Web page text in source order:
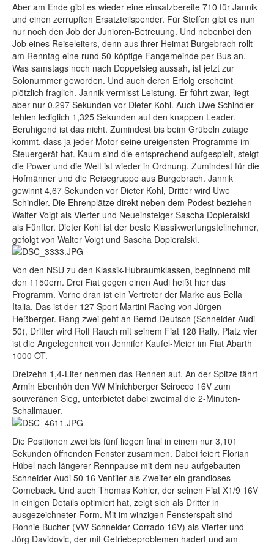
Aber am Ende gibt es wieder eine einsatzbereite 710 für Jannik
und einen zerrupften Ersatzteilspender. Für Steffen gibt es nun
nur noch den Job der Junioren-Betreuung. Und nebenbei den
Job eines Reiseleiters, denn aus ihrer Heimat Burgebrach rollt
am Renntag eine rund 50-köpfige Fangemeinde per Bus an.
Was samstags noch nach Doppelsieg aussah, ist jetzt zur
Solonummer geworden. Und auch deren Erfolg erscheint
plötzlich fraglich. Jannik vermisst Leistung. Er führt zwar, liegt
aber nur 0,297 Sekunden vor Dieter Kohl. Auch Uwe Schindler
fehlen lediglich 1,325 Sekunden auf den knappen Leader.
Beruhigend ist das nicht. Zumindest bis beim Grübeln zutage
kommt, dass ja jeder Motor seine ureigensten Programme im
Steuergerät hat. Kaum sind die entsprechend aufgespielt, steigt
die Power und die Welt ist wieder in Ordnung. Zumindest für die
Hofmänner und die Reisegruppe aus Burgebrach. Jannik
gewinnt 4,67 Sekunden vor Dieter Kohl, Dritter wird Uwe
Schindler. Die Ehrenplätze direkt neben dem Podest beziehen
Walter Voigt als Vierter und Neueinsteiger Sascha Dopieralski
als Fünfter. Dieter Kohl ist der beste Klassikwertungsteilnehmer,
gefolgt von Walter Voigt und Sascha Dopieralski.
Von den NSU zu den Klassik-Hubraumklassen, beginnend mit
den 1150ern. Drei Fiat gegen einen Audi heißt hier das
Programm. Vorne dran ist ein Vertreter der Marke aus Bella
Italia. Das ist der 127 Sport Martini Racing von Jürgen
Heßberger. Rang zwei geht an Bernd Deutsch (Schneider Audi
50), Dritter wird Rolf Rauch mit seinem Fiat 128 Rally. Platz vier
ist die Angelegenheit von Jennifer Kaufel-Meier im Fiat Abarth
1000 OT.
Dreizehn 1,4-Liter nehmen das Rennen auf. An der Spitze fährt
Armin Ebenhöh den VW Minichberger Scirocco 16V zum
souveränen Sieg, unterbietet dabei zweimal die 2-Minuten-
Schallmauer.
Die Positionen zwei bis fünf liegen final in einem nur 3,101
Sekunden öffnenden Fenster zusammen. Dabei feiert Florian
Hübel nach längerer Rennpause mit dem neu aufgebauten
Schneider Audi 50 16-Ventiler als Zweiter ein grandioses
Comeback. Und auch Thomas Kohler, der seinen Fiat X1/9 16V
in einigen Details optimiert hat, zeigt sich als Dritter in
ausgezeichneter Form. Mit im winzigen Fensterspalt sind
Ronnie Bucher (VW Schneider Corrado 16V) als Vierter und
Jörg Davidovic, der mit Getriebeproblemen hadert und am